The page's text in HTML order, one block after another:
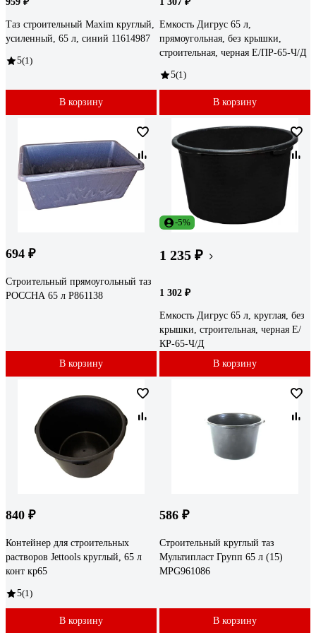
Таз строительный Maxim круглый,
усиленный, 65 л, синий 11614987
5(1)
В корзину
Емкость Дигрус 65 л,
прямоугольная, без крышки,
строительная, черная Е/ПР-65-Ч/Д
5(1)
В корзину
694 ₽
Строительный прямоугольный таз
РОССНА 65 л Р861138
В корзину
-5%
1 235 ₽
1 302 ₽
Емкость Дигрус 65 л, круглая, без
крышки, строительная, черная Е/
КР-65-Ч/Д
В корзину
840 ₽
Контейнер для строительных
растворов Jettools круглый, 65 л
конт кр65
5(1)
В корзину
586 ₽
Строительный круглый таз
Мультипласт Групп 65 л (15)
MPG961086
В корзину